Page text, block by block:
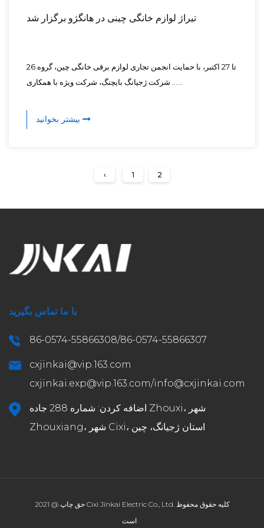
تیراژ لوازم خانگی چینی در هانگژو برگزار شد
26 تا 27 اکتبر، با حمایت انجمن تجاری لوازم برقی خانگی چین، گروه
شرکت ژجیانگ بایچنگ، شرکت ویژه با همکاری ......
‹ 1 2
با ما تماس بگیرید
86-0574-55866308/86-0574-55866307
cxjinkai@vip.163.com
cxjinkai.exp@vip.163.com/info@cxjinkai.com
اضافه کردن: شماره 288 جاده Zhouxi، شهر
Zhouxiang، شهر Cixi، استان ژجیانگ، چین
حق چاپ @ 2021 Cixi Jinkai Electric Co., Ltd. کلیه حقوق محفوظ